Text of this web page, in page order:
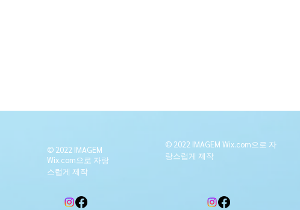
© 2022 IMAGEM
Wix.com으로 자랑
스럽게 제작
© 2022 IMAGEM Wix.com으로 자
랑스럽게 제작